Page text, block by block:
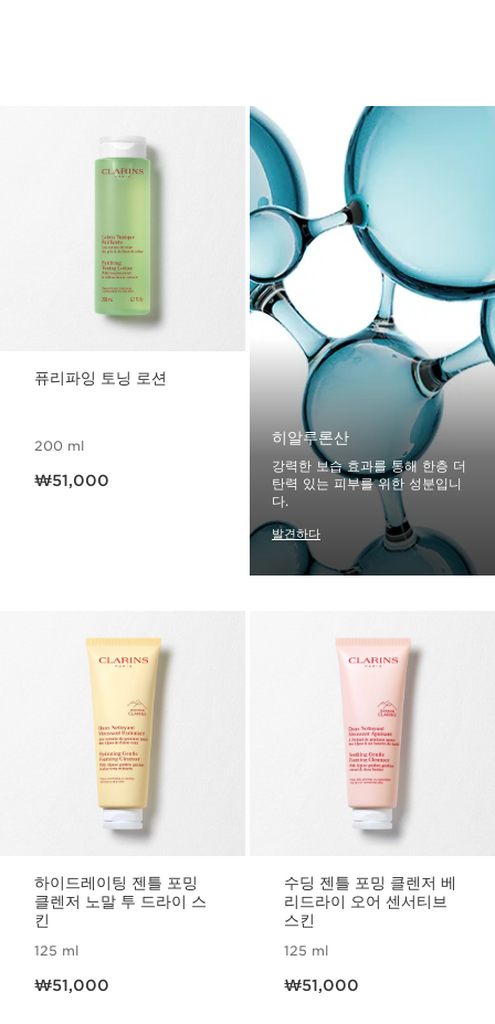
퓨리파잉 토닝 로션
200 ml
₩51,000
히알루론산
강력한 보습 효과를 통해 한층 더
탄력 있는 피부를 위한 성분입니
다.
발견하다
하이드레이팅 젠틀 포밍
클렌저 노말 투 드라이 스
킨
125 ml
₩51,000
수딩 젠틀 포밍 클렌저 베
리드라이 오어 센서티브
스킨
125 ml
₩51,000